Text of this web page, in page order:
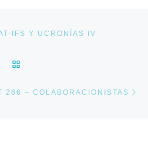
entradas
IFS Y UCRONÍAS IV
266 – COLABORACIONISTAS